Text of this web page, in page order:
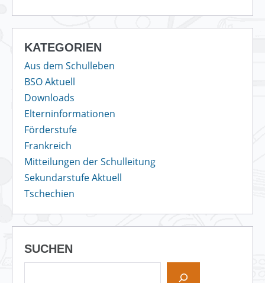
KATEGORIEN
Aus dem Schulleben
BSO Aktuell
Downloads
Elterninformationen
Förderstufe
Frankreich
Mitteilungen der Schulleitung
Sekundarstufe Aktuell
Tschechien
SUCHEN